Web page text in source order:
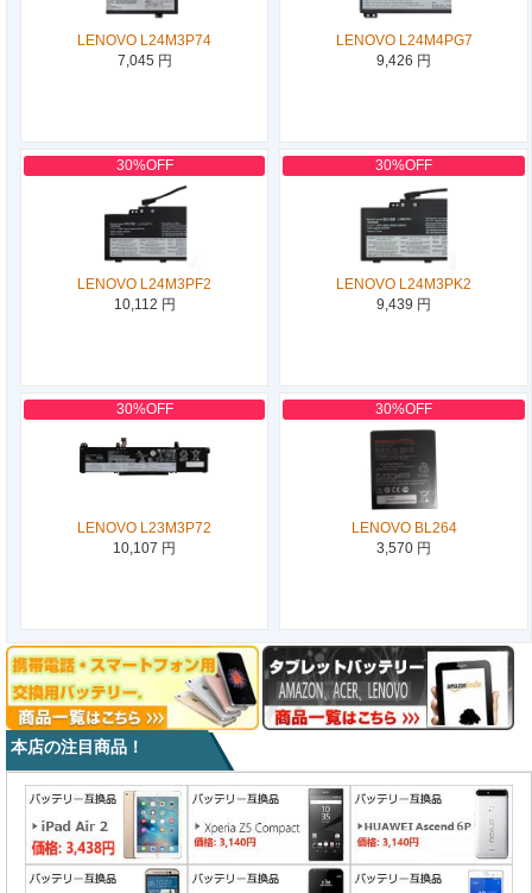
LENOVO L24M3P74
7,045 円
LENOVO L24M4PG7
9,426 円
30%OFF
LENOVO L24M3PF2
10,112 円
30%OFF
LENOVO L24M3PK2
9,439 円
30%OFF
LENOVO L23M3P72
10,107 円
30%OFF
LENOVO BL264
3,570 円
本店の注目商品！